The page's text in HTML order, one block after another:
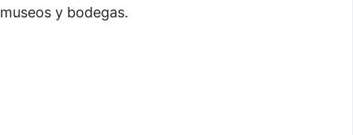
museos y bodegas.